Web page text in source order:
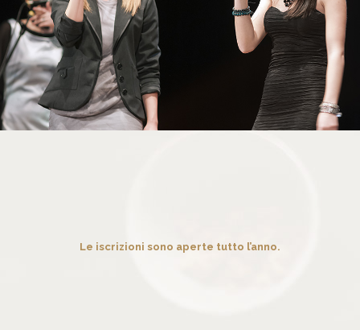
Le iscrizioni sono aperte tutto l’anno.